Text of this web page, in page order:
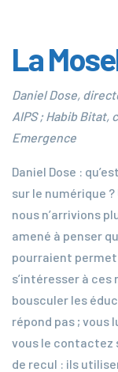
La
Daniel Dose,
AIPS ; Habib Bitat,
Emergence
Daniel Dose :
sur le numérique
nous n’arrivions
amené à penser
pourraient
s’intéresser à ces
bousculer les
répond pas ; vous
vous le contactez
de recul : ils